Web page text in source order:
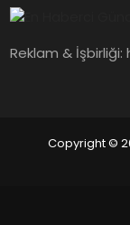
Reklam & İşbirliği:
Copyright ©